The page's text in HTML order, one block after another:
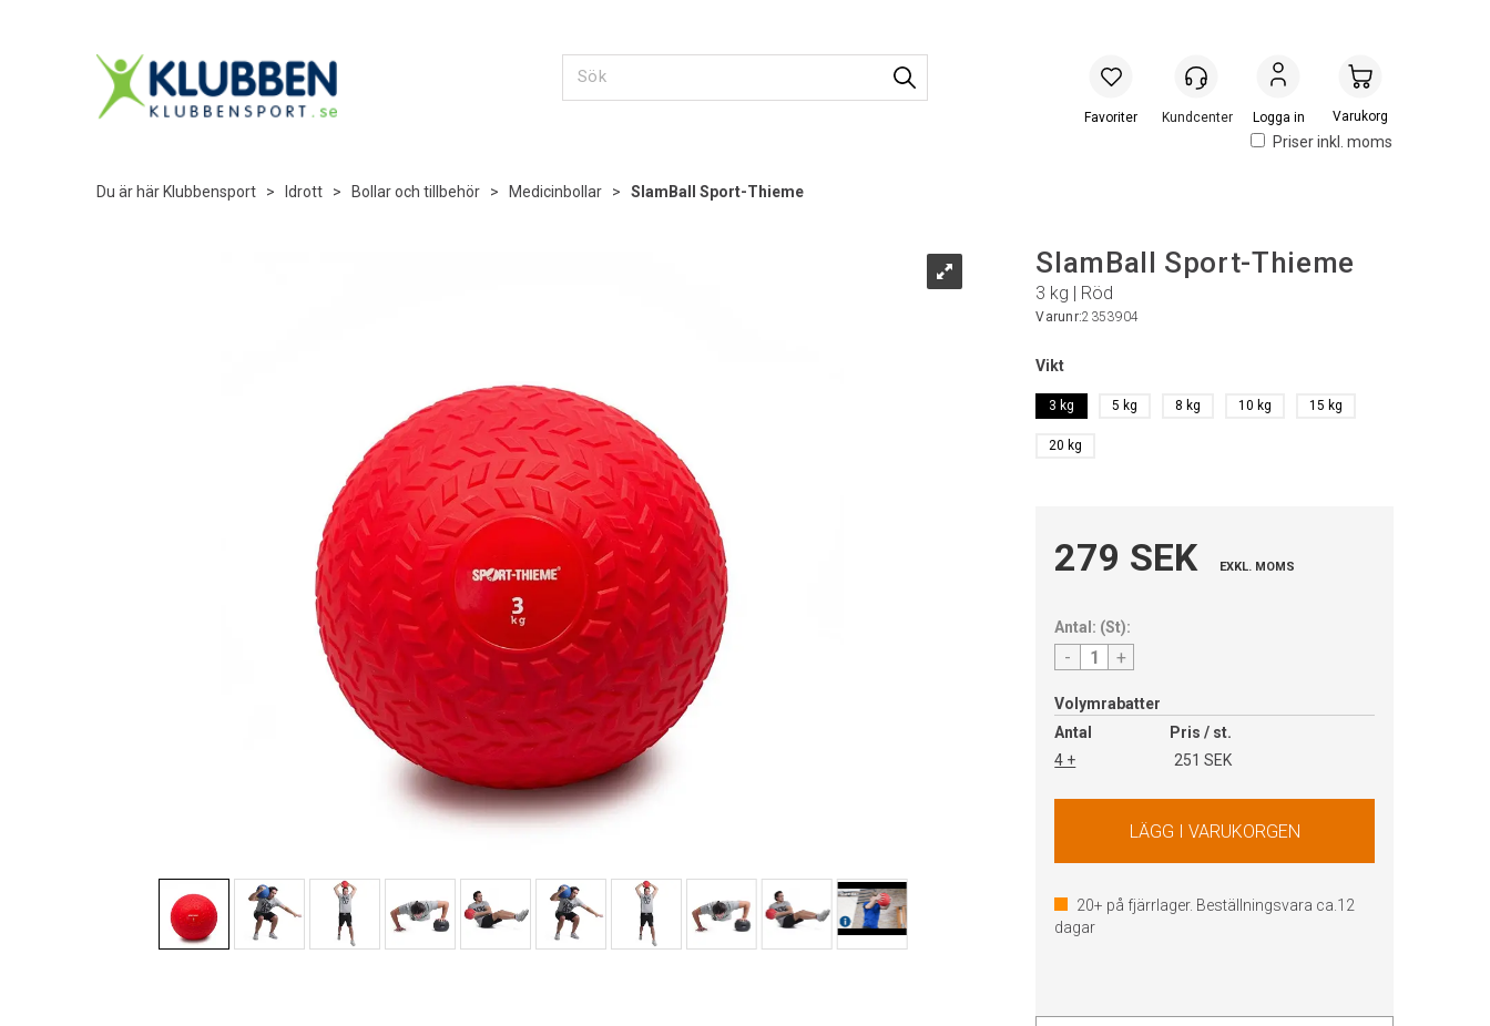
Priser inkl. moms
Logga in Handlevogn
Du är här Klubbensport > Idrott > Bollar och tillbehör > Medicinbollar > SlamBall Sport-Thieme
SlamBall Sport-Thieme
3 kg | Röd
Varunr:2353904
Vikt
3 kg 5 kg 8 kg 10 kg 15 kg
20 kg
279 SEK EXKL. MOMS
Antal: (St):
- +
Volymrabatter
Antal
Pris / st.
4 +
251 SEK
20+ på fjärrlager. Beställningsvara ca. 12
dagar